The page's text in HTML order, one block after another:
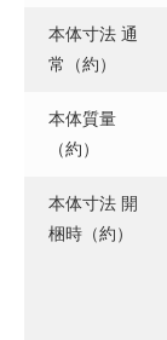
本体寸法 通
常（約）
本体質量
（約）
本体寸法 開
梱時（約）